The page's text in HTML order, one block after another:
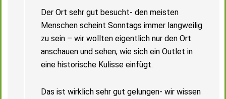
Der Ort sehr gut besucht- den meisten
Menschen scheint Sonntags immer langweilig
zu sein – wir wollten eigentlich nur den Ort
anschauen und sehen, wie sich ein Outlet in
eine historische Kulisse einfügt.
Das ist wirklich sehr gut gelungen- wir wissen